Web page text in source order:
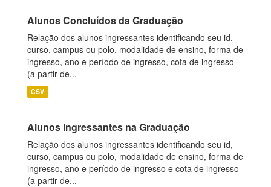
Alunos Concluídos da Graduação
Relação dos alunos ingressantes identificando seu id,
curso, campus ou polo, modalidade de ensino, forma de
ingresso, ano e período de ingresso, cota de ingresso
(a partir de...
CSV
Alunos Ingressantes na Graduação
Relação dos alunos ingressantes identificando seu id,
curso, campus ou polo, modalidade de ensino, forma de
ingresso, ano e período de ingresso e cota de ingresso
(a partir de...